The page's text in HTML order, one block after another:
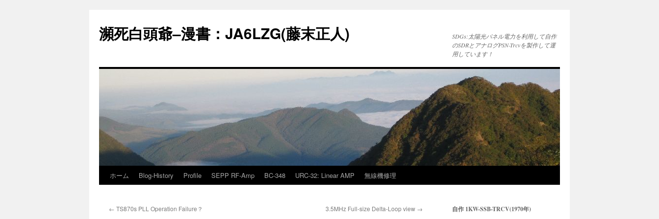
テ
ン
ス
瀕死白頭爺–漫書：JA6LZG(藤末正人)
SDGs:太陽光パネル電力を利用して自作
のSDRとアナログPSN-Trcvを製作して運
用しています！
ホーム Blog-History Profile SEPP RF-Amp BC-348 URC-32: Linear AMP 無線機修理
← TS870s PLL Operation Failure？ 3.5MHz Full-size Delta-Loop view → 自作 1KW-SSB-TRCV(1970年)